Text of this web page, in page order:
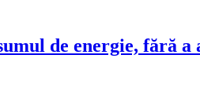
de energie, fără